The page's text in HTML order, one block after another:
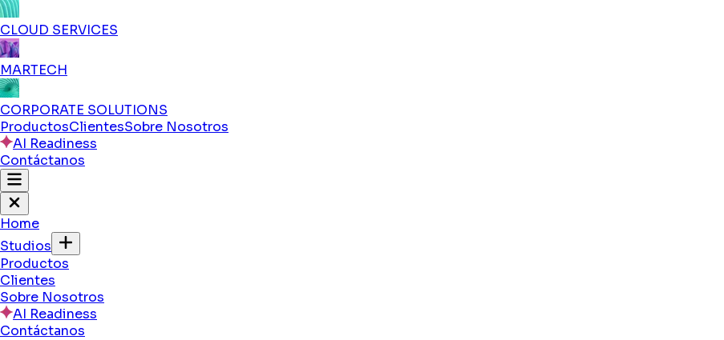
CLOUD SERVICES
MARTECH
CORPORATE SOLUTIONS
ProductosClientesSobre Nosotros
AI Readiness
Contáctanos
Home
Studios
Productos
Clientes
Sobre Nosotros
AI Readiness
Contáctanos